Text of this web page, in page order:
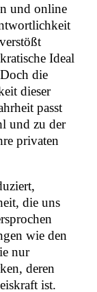
und online
Ideal
die
dieser
passt
und zu der
privaten
die uns
wie den
nur
deren
ist.